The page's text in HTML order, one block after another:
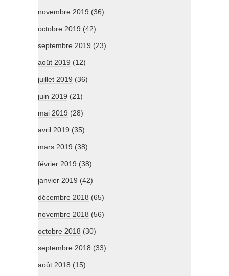
novembre 2019 (36)
octobre 2019 (42)
septembre 2019 (23)
août 2019 (12)
juillet 2019 (36)
juin 2019 (21)
mai 2019 (28)
avril 2019 (35)
mars 2019 (38)
février 2019 (38)
janvier 2019 (42)
décembre 2018 (65)
novembre 2018 (56)
octobre 2018 (30)
septembre 2018 (33)
août 2018 (15)